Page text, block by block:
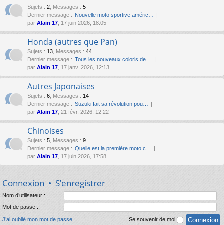
Sujets : 2 Messages : 5
Dernier message : Nouvelle moto sportive améric…
par Alain 17 , 17 juin 2026, 18:05
Honda (autres que Pan)
Sujets : 13 Messages : 44
Dernier message : Tous les nouveaux coloris de …
par Alain 17 , 17 janv. 2026, 12:13
Autres Japonaises
Sujets : 6 Messages : 14
Dernier message : Suzuki fait sa révolution pou…
par Alain 17 , 21 févr. 2026, 12:22
Chinoises
Sujets : 5 Messages : 9
Dernier message : Quelle est la première moto c…
par Alain 17 , 17 juin 2026, 17:58
Connexion • S’enregistrer
Nom d’utilisateur :
Mot de passe :
J’ai oublié mon mot de passe Se souvenir de moi